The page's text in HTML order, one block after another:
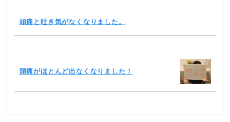
頭痛と吐き気がなくなりました。
頭痛がほとんど出なくなりました！